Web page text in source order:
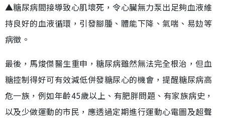
▲糖尿病間接導致心肌壞死，令心臟無力泵出足夠血液維
持良好的血液循環，引發腳腫、體能下降、氣喘、易攰等
病徵。
最後，馬焌傑醫生重申，糖尿病雖然無法完全根治，但血
糖控制得好可有效減低併發糖尿心的機會，提醒糖尿病高
危一族，例如年齡45歲以上、有肥胖問題、有家族病史，
以及少做運動的市民，應透過定期進行運動心電圖及超聲